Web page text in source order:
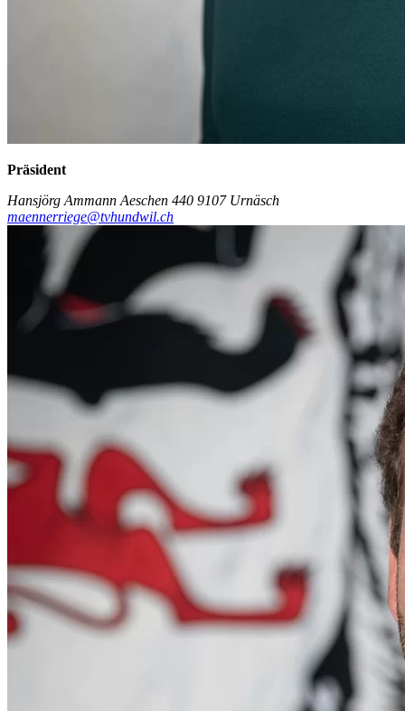
Präsident
Hansjörg Ammann Aeschen 440 9107 Urnäsch
maennerriege@tvhundwil.ch